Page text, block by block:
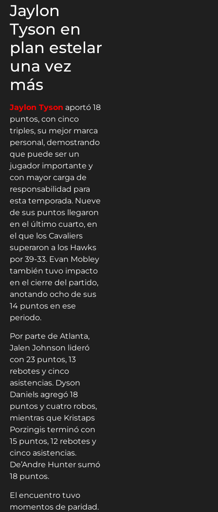
Jaylon
Tyson en
plan estelar
una vez
más
Jaylon Tyson aportó 18
puntos, con cinco
triples, su mejor marca
personal, demostrando
que puede ser un
jugador importante y
con mayor carga de
responsabilidad para
esta temporada. Nueve
de sus puntos llegaron
en el último cuarto, en
el que los Cavaliers
superaron a los Hawks
por 39-33. Evan Mobley
también tuvo impacto
en el cierre del partido,
anotando ocho de sus
14 puntos en ese
periodo.
Por parte de Atlanta,
Jalen Johnson lideró
con 23 puntos, 13
rebotes y cinco
asistencias. Dyson
Daniels agregó 18
puntos y cuatro robos,
mientras que Kristaps
Porzingis terminó con
15 puntos, 12 rebotes y
cinco asistencias.
De’Andre Hunter sumó
18 puntos.
El encuentro tuvo
momentos de paridad.